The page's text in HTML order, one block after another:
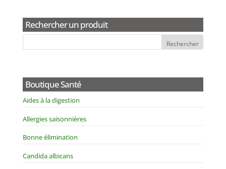
Rechercher un produit
Boutique Santé
Aides à la digestion
Allergies saisonnières
Bonne élimination
Candida albicans